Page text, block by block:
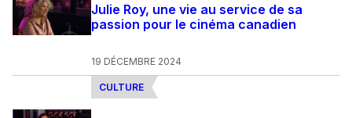
Julie Roy, une vie au service de sa
passion pour le cinéma canadien
19 DÉCEMBRE 2024
CULTURE